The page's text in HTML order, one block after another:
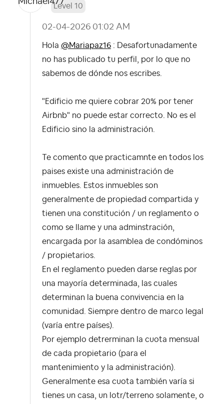
Level 10
‎02-04-2026 01:02 AM
Hola @Mariapaz16 : Desafortunadamente
no has publicado tu perfil, por lo que no
sabemos de dónde nos escribes.
"Edificio me quiere cobrar 20% por tener
Airbnb" no puede estar correcto. No es el
Edificio sino la administración.
Te comento que practicamnte en todos los
paises existe una administración de
inmuebles. Estos inmuebles son
generalmente de propiedad compartida y
tienen una constitución / un reglamento o
como se llame y una adminstración,
encargada por la asamblea de condóminos
/ propietarios.
En el reglamento pueden darse reglas por
una mayoría determinada, las cuales
determinan la buena convivencia en la
comunidad. Siempre dentro de marco legal
(varía entre países).
Por ejemplo detrerminan la cuota mensual
de cada propietario (para el
mantenimiento y la administración).
Generalmente esa cuota también varía si
tienes un casa, un lotr/terreno solamente, o